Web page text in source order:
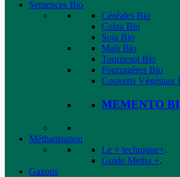
Semences Bio
Céréales Bio
Colza Bio
Soja Bio
Maïs Bio
Tournesol Bio
Fourragères Bio
Couverts Végétaux
MEMENTO
Méthanisation
Le + technique+.
Guide Metha +.
Gazons